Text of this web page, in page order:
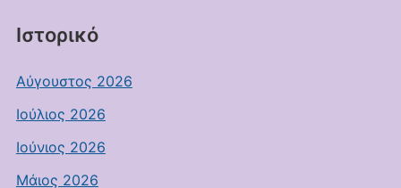
Ιστορικό
Αύγουστος 2026
Ιούλιος 2026
Ιούνιος 2026
Μάιος 2026